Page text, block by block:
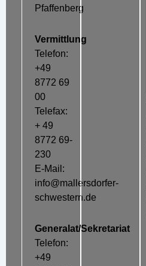
Pfaffenberg
Vermittlung
Telefon:
+49
8772 69
00
Telefax:
+ 49
8772 69-
230
E-Mail:
info@mallersdorfer-
schwestern.de
Generalat/Sekretariat
Telefon:
+49